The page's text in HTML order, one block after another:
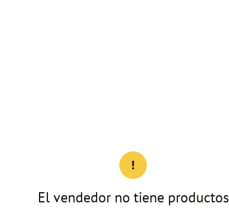
El vendedor no tiene productos